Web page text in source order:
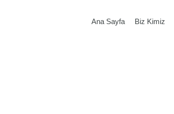
Ana Sayfa Biz Kimiz